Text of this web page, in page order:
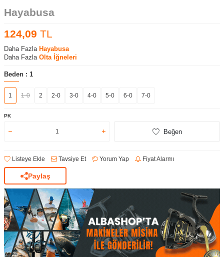
Hayabusa
124,09 TL
Daha Fazla Hayabusa
Daha Fazla Olta İğneleri
Beden : 1
1 1-0 2 2-0 3-0 4-0 5-0 6-0 7-0
PK
Beğen
Listeye Ekle Tavsiye Et Yorum Yap Fiyat Alarmı
Paylaş